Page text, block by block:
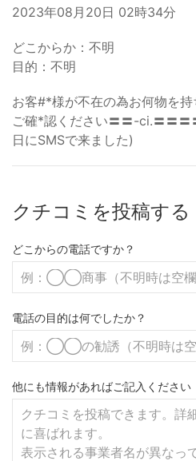
2023年08月20日 02時34分
どこからか：不明
目的：不明
お客#*様が不在の為お何物を
ご確*認ください〓〓-ci.〓〓
日にSMSで来ました)
クチコミを投稿する
どこからの電話ですか？
電話の目的は何でしたか？
他にも情報があればご記入ください